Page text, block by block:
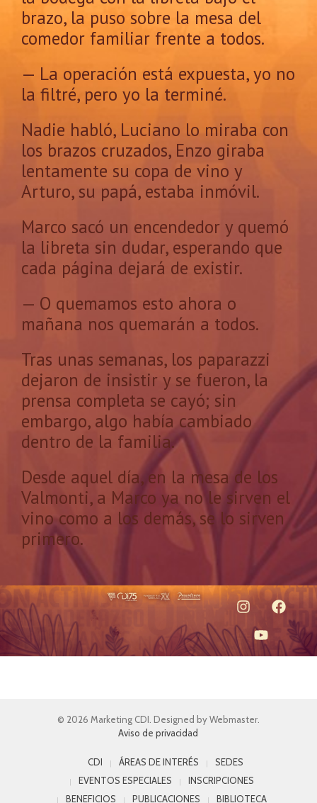
brazo, la puso sobre la mesa del
comedor familiar frente a todos.
— La operación está expuesta, yo no
la filtré, pero yo la terminé.
Nadie habló, Luciano lo miraba con
los brazos cruzados, Enzo giraba
lentamente su copa de vino y
Arturo, su papá, estaba inmóvil.
Marco sacó un encendedor y quemó
la libreta sin dudar, esperando que
cada página dejará de existir.
— O quemamos esto ahora o
mañana nos quemarán a todos.
Tras unas semanas, los paparazzi
dejaron de insistir y se fueron, la
prensa completa se cayó; sin
embargo, algo había cambiado
dentro de la familia.
Desde aquel día, en la mesa de los
Valmonti, a Marco ya no le sirven el
vino como a los demás, se lo sirven
primero.
© 2026 Marketing CDI. Designed by Webmaster.
Aviso de privacidad
CDI ÁREAS DE INTERÉS
SEDES
EVENTOS ESPECIALES
INSCRIPCIONES
BENEFICIOS
PUBLICACIONES BIBLIOTECA